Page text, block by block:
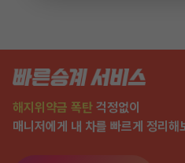
해지위약금 폭탄 걱정없이
매니저에게 내 차를 빠르게 정리해